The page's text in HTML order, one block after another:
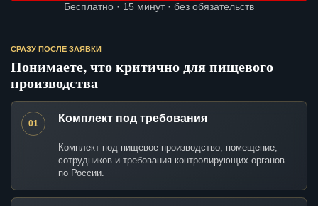
Бесплатно · 15 минут · без обязательств
СРАЗУ ПОСЛЕ ЗАЯВКИ
Понимаете, что критично для пищевого
производства
01 Комплект под требования
Комплект под пищевое производство, помещение,
сотрудников и требования контролирующих органов
по России.